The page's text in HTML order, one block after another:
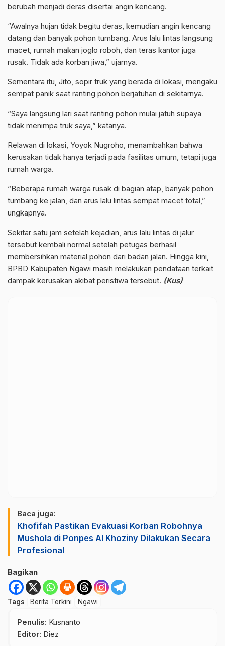
berubah menjadi deras disertai angin kencang.
“Awalnya hujan tidak begitu deras, kemudian angin kencang
datang dan banyak pohon tumbang. Arus lalu lintas langsung
macet, rumah makan joglo roboh, dan teras kantor juga
rusak. Tidak ada korban jiwa,” ujarnya.
Sementara itu, Jito, sopir truk yang berada di lokasi, mengaku
sempat panik saat ranting pohon berjatuhan di sekitarnya.
“Saya langsung lari saat ranting pohon mulai jatuh supaya
tidak menimpa truk saya,” katanya.
Relawan di lokasi, Yoyok Nugroho, menambahkan bahwa
kerusakan tidak hanya terjadi pada fasilitas umum, tetapi juga
rumah warga.
“Beberapa rumah warga rusak di bagian atap, banyak pohon
tumbang ke jalan, dan arus lalu lintas sempat macet total,”
ungkapnya.
Sekitar satu jam setelah kejadian, arus lalu lintas di jalur
tersebut kembali normal setelah petugas berhasil
membersihkan material pohon dari badan jalan. Hingga kini,
BPBD Kabupaten Ngawi masih melakukan pendataan terkait
dampak kerusakan akibat peristiwa tersebut. (Kus)
Baca juga:
Khofifah Pastikan Evakuasi Korban Robohnya
Mushola di Ponpes Al Khoziny Dilakukan Secara
Profesional
Bagikan
Tags Berita Terkini Ngawi
Penulis: Kusnanto
Editor: Diez